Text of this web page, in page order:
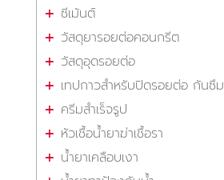
ซีเม้นต์
วัสดุยารอยต่อคอนกรีต
วัสดุอุดรอยต่อ
เทปกาวสำหรับปิดรอยต่อ กันซึม
ครีมสำเร็จรูป
หัวเชื้อน้ำยาฆ่าเชื้อรา
น้ำยาเคลือบเงา